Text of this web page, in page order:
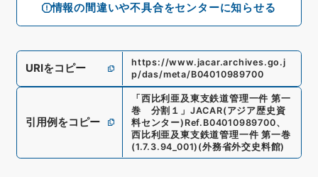
情報の間違いや不具合をセンターに知らせる
URIをコピー
https://www.jacar.archives.go.j
p/das/meta/B04010989700
引用例をコピー
「西比利亜及東支鉄道管理一件 第一
巻 分割１ 」 JACAR(アジア歴史資
料センター) Ref. B04010989700、
西比利亜及東支鉄道管理一件 第一巻
(1.7.3.94_001) (外務省外交史料館)